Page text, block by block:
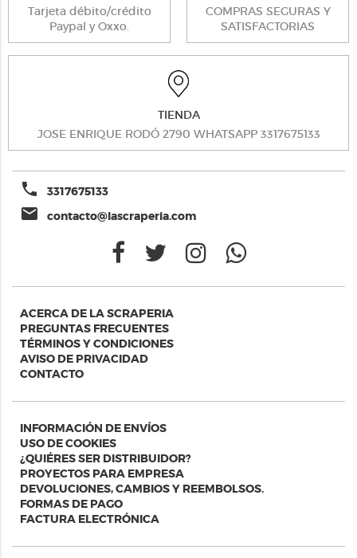
Tarjeta débito/crédito
Paypal y Oxxo.
COMPRAS SEGURAS Y
SATISFACTORIAS
TIENDA
JOSE ENRIQUE RODÓ 2790 WHATSAPP 3317675133
phone 3317675133
email contacto@lascraperia.com
ACERCA DE LA SCRAPERIA
PREGUNTAS FRECUENTES
TÉRMINOS Y CONDICIONES
AVISO DE PRIVACIDAD
CONTACTO
INFORMACIÓN DE ENVÍOS
USO DE COOKIES
¿QUIÉRES SER DISTRIBUIDOR?
PROYECTOS PARA EMPRESA
DEVOLUCIONES, CAMBIOS Y REEMBOLSOS.
FORMAS DE PAGO
FACTURA ELECTRÓNICA